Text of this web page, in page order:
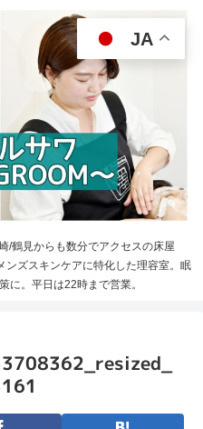
/鶴見からも数分でアクセスの床屋
ンズスキンケアに特化した理容室。眠
に。平日は22時まで営業。
JA